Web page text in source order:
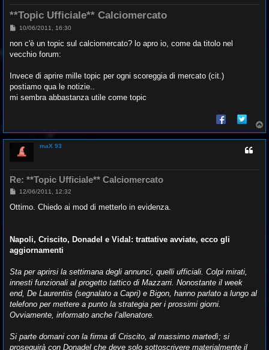
**Topic Ufficiale** Calciomercato
M
s
a
i
o
10/06/2011, 16:30
non c'è un topic sul calciomercato? lo apro io, come da titolo nel
vecchio forum:
Invece di aprire mille topic per ogni scoreggia di mercato (cit.)
postiamo qua le notizie..
mi sembra abbastanza utile come topic
o
p
maX 93
Re: **Topic Ufficiale** Calciomercato
M
s
i
o
12/06/2011, 12:32
Ottimo. Chiedo ai mod di metterlo in evidenza.
Napoli, Criscito, Donadel e Vidal: trattative avviate, ecco gli
aggiornamenti
Sta per aprirsi la settimana degli annunci, quelli ufficiali. Colpi mirati,
innesti funzionali al progetto tattico di Mazzarri. Nonostante il week
end, De Laurentiis (segnalato a Capri) e Bigon, hanno parlato a lungo al
telefono per mettere a punto la strategia per i prossimi giorni.
Ovviamente, informato anche l’allenatore.
Si parte domani con la firma di Criscito, al massimo martedì; si
proseguirà con Donadel che deve solo sottoscrivere materialmente il